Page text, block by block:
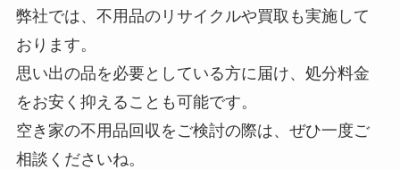
弊社では、不用品のリサイクルや買取も実施して
おります。
思い出の品を必要としている方に届け、処分料金
をお安く抑えることも可能です。
空き家の不用品回収をご検討の際は、ぜひ一度ご
相談くださいね。